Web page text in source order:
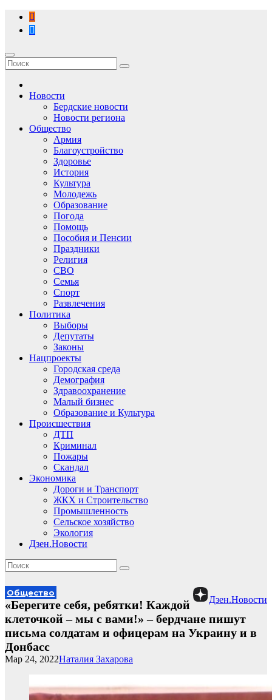
Перейти
содержимому
Новости
Бердские новости
Новости региона
Общество
Армия
Благоустройство
Здоровье
История
Культура
Молодежь
Образование
Погода
Помощь
Пособия и Пенсии
Праздники
Религия
СВО
Семья
Спорт
Развлечения
Политика
Выборы
Депутаты
Законы
Нацпроекты
Городская среда
Демография
Здравоохранение
Малый бизнес
Образование и Культура
Происшествия
ДТП
Криминал
Пожары
Скандал
Экономика
Дороги и Транспорт
ЖКХ и Строительство
Промышленность
Сельское хозяйство
Экология
Дзен.Новости
Дзен.Новости
Общество
«Берегите себя, ребятки! Каждой
клеточкой – мы с вами!» – бердчане пишут
письма солдатам и офицерам на Украину и в
Донбасс
Наталия Захарова
Мар 24, 2022